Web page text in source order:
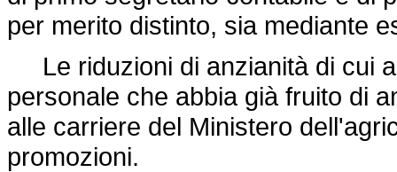
per merito distinto, sia mediante
Le riduzioni di anzianità di cui
personale che abbia già fruito di
alle carriere del Ministero
promozioni.